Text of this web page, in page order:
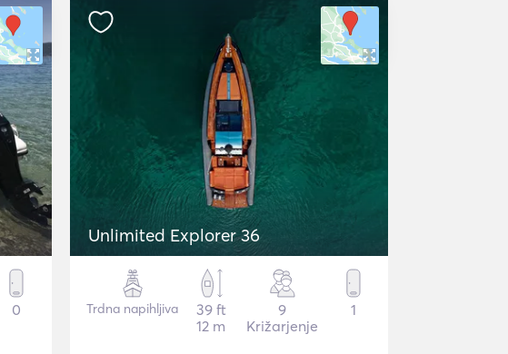
0
Unlimited Explorer 36
Trdna napihljiva
39 ft
12 m
9
Križarjenje
1